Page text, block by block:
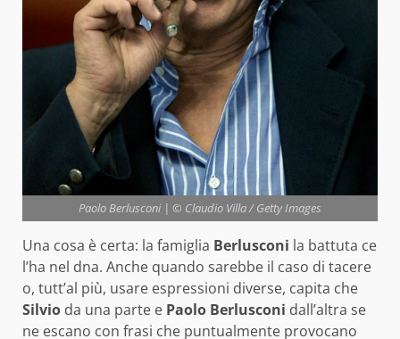
Paolo Berlusconi | © Claudio Villa / Getty Images
Una cosa è certa: la famiglia Berlusconi la battuta ce
l’ha nel dna. Anche quando sarebbe il caso di tacere
o, tutt’al più, usare espressioni diverse, capita che
Silvio da una parte e Paolo Berlusconi dall’altra se
ne escano con frasi che puntualmente provocano